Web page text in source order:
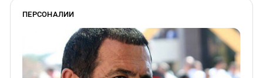
ПЕРСОНАЛИИ